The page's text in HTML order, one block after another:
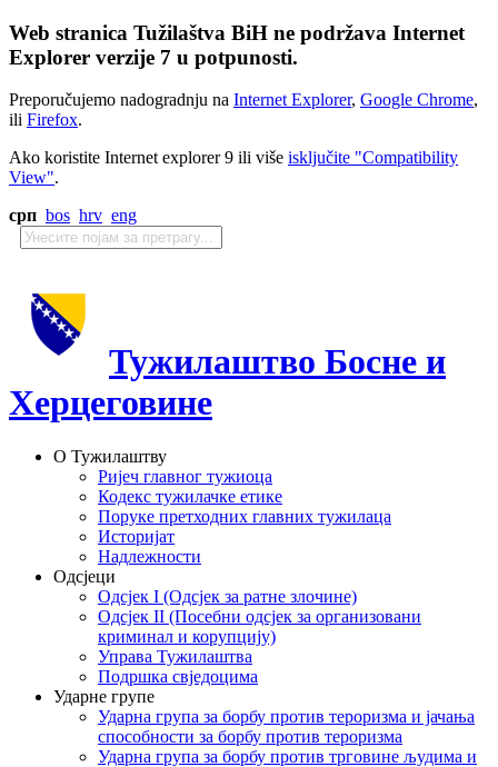
Web stranica Tužilaštva BiH ne podržava Internet
Explorer verzije 7 u potpunosti.
Preporučujemo nadogradnju na Internet Explorer, Google Chrome,
ili Firefox.
Ako koristite Internet explorer 9 ili više isključite "Compatibility
View".
срп bos hrv eng
Тужилаштво Босне и
Херцеговине
О Тужилаштву
Ријеч главног тужиоца
Кодекс тужилачке етике
Поруке претходних главних тужилаца
Историјат
Надлежности
Одсјеци
Одсјек I (Одсјек за ратне злочине)
Одсјек II (Посебни одсјек за организовани
криминал и корупцију)
Управа Тужилаштва
Подршка свједоцима
Ударне групе
Ударна група за борбу против тероризма и јачања
способности за борбу против тероризма
Ударна група за борбу против трговине људима и